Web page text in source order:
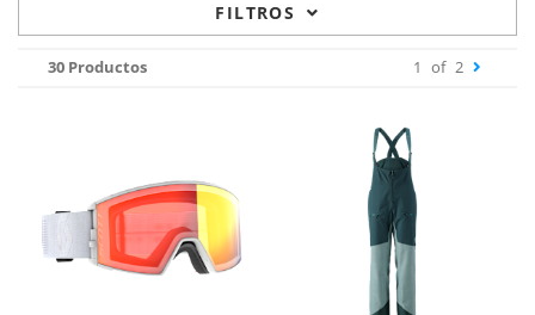
FILTROS
30 Productos 1 of 2